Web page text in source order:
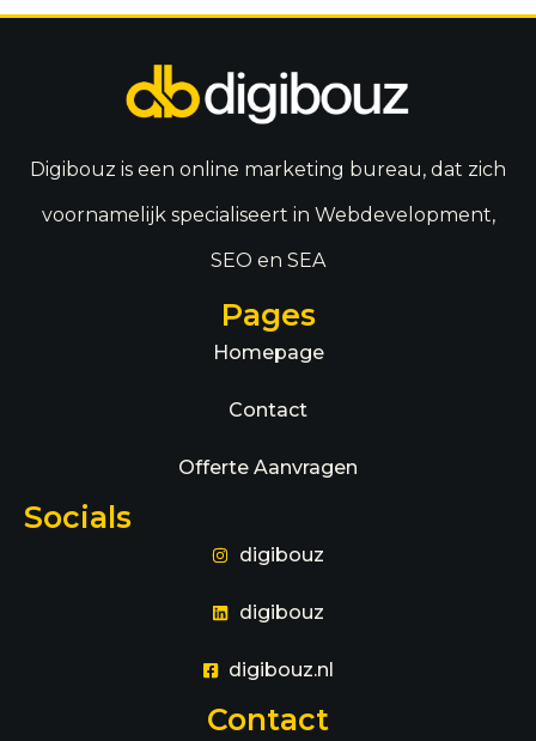
Digibouz is een online marketing bureau, dat zich
voornamelijk specialiseert in Webdevelopment,
SEO en SEA
Pages
Homepage
Contact
Offerte Aanvragen
Socials
digibouz
digibouz
digibouz.nl
Contact